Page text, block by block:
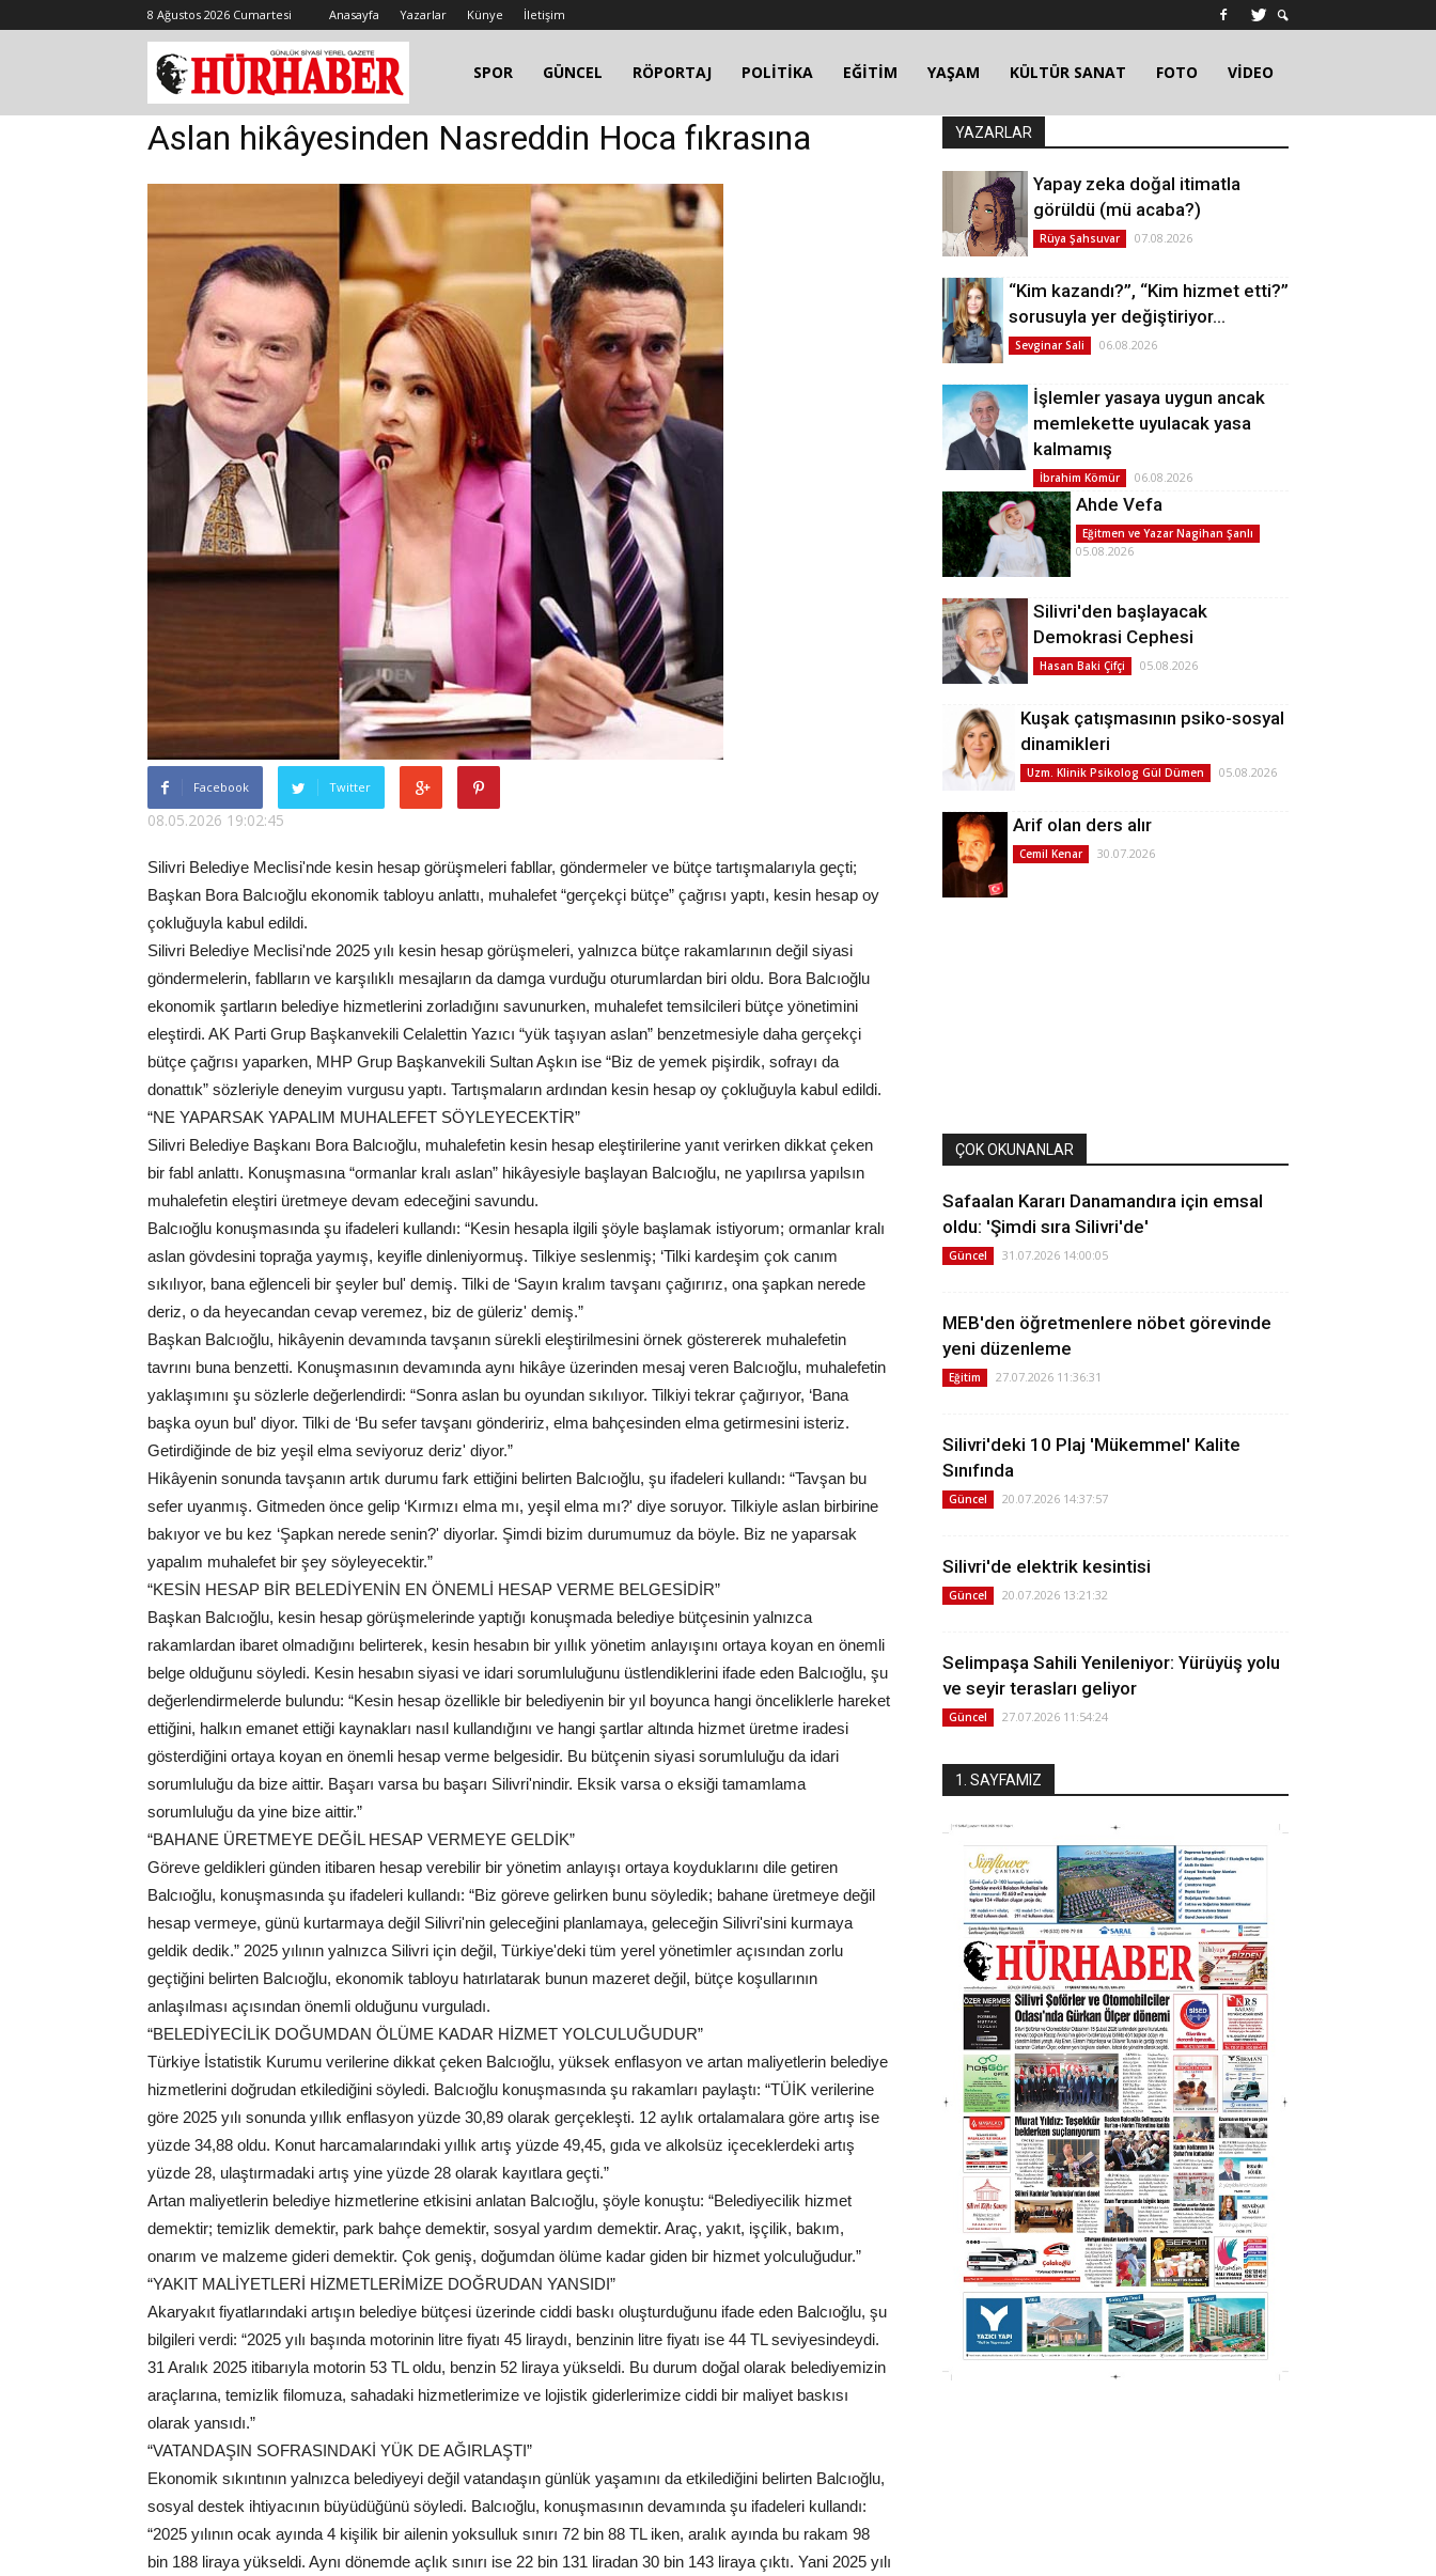
8 Ağustos 2026 Cumartesi Anasayfa Yazarlar Künye İletişim
SPOR GÜNCEL RÖPORTAJ POLİTİKA EĞİTİM YAŞAM KÜLTÜR SANAT FOTO VİDEO
Aslan hikâyesinden Nasreddin Hoca fıkrasına
Facebook Twitter
08.05.2026 19:02:45
Silivri Belediye Meclisi'nde kesin hesap görüşmeleri fabllar, göndermeler ve bütçe tartışmalarıyla geçti;
Başkan Bora Balcıoğlu ekonomik tabloyu anlattı, muhalefet “gerçekçi bütçe” çağrısı yaptı, kesin hesap oy
çokluğuyla kabul edildi.
Silivri Belediye Meclisi'nde 2025 yılı kesin hesap görüşmeleri, yalnızca bütçe rakamlarının değil siyasi
göndermelerin, fablların ve karşılıklı mesajların da damga vurduğu oturumlardan biri oldu. Bora Balcıoğlu
ekonomik şartların belediye hizmetlerini zorladığını savunurken, muhalefet temsilcileri bütçe yönetimini
eleştirdi. AK Parti Grup Başkanvekili Celalettin Yazıcı “yük taşıyan aslan” benzetmesiyle daha gerçekçi
bütçe çağrısı yaparken, MHP Grup Başkanvekili Sultan Aşkın ise “Biz de yemek pişirdik, sofrayı da
donattık” sözleriyle deneyim vurgusu yaptı. Tartışmaların ardından kesin hesap oy çokluğuyla kabul edildi.
“NE YAPARSAK YAPALIM MUHALEFET SÖYLEYECEKTİR”
Silivri Belediye Başkanı Bora Balcıoğlu, muhalefetin kesin hesap eleştirilerine yanıt verirken dikkat çeken
bir fabl anlattı. Konuşmasına “ormanlar kralı aslan” hikâyesiyle başlayan Balcıoğlu, ne yapılırsa yapılsın
muhalefetin eleştiri üretmeye devam edeceğini savundu.
Balcıoğlu konuşmasında şu ifadeleri kullandı: “Kesin hesapla ilgili şöyle başlamak istiyorum; ormanlar kralı
aslan gövdesini toprağa yaymış, keyifle dinleniyormuş. Tilkiye seslenmiş; ‘Tilki kardeşim çok canım
sıkılıyor, bana eğlenceli bir şeyler bul' demiş. Tilki de ‘Sayın kralım tavşanı çağırırız, ona şapkan nerede
deriz, o da heyecandan cevap veremez, biz de güleriz' demiş.”
Başkan Balcıoğlu, hikâyenin devamında tavşanın sürekli eleştirilmesini örnek göstererek muhalefetin
tavrını buna benzetti. Konuşmasının devamında aynı hikâye üzerinden mesaj veren Balcıoğlu, muhalefetin
yaklaşımını şu sözlerle değerlendirdi: “Sonra aslan bu oyundan sıkılıyor. Tilkiyi tekrar çağırıyor, ‘Bana
başka oyun bul' diyor. Tilki de ‘Bu sefer tavşanı göndeririz, elma bahçesinden elma getirmesini isteriz.
Getirdiğinde de biz yeşil elma seviyoruz deriz' diyor.”
Hikâyenin sonunda tavşanın artık durumu fark ettiğini belirten Balcıoğlu, şu ifadeleri kullandı: “Tavşan bu
sefer uyanmış. Gitmeden önce gelip ‘Kırmızı elma mı, yeşil elma mı?' diye soruyor. Tilkiyle aslan birbirine
bakıyor ve bu kez ‘Şapkan nerede senin?' diyorlar. Şimdi bizim durumumuz da böyle. Biz ne yaparsak
yapalım muhalefet bir şey söyleyecektir.”
“KESİN HESAP BİR BELEDİYENİN EN ÖNEMLİ HESAP VERME BELGESİDİR”
Başkan Balcıoğlu, kesin hesap görüşmelerinde yaptığı konuşmada belediye bütçesinin yalnızca
rakamlardan ibaret olmadığını belirterek, kesin hesabın bir yıllık yönetim anlayışını ortaya koyan en önemli
belge olduğunu söyledi. Kesin hesabın siyasi ve idari sorumluluğunu üstlendiklerini ifade eden Balcıoğlu, şu
değerlendirmelerde bulundu: “Kesin hesap özellikle bir belediyenin bir yıl boyunca hangi önceliklerle hareket
ettiğini, halkın emanet ettiği kaynakları nasıl kullandığını ve hangi şartlar altında hizmet üretme iradesi
gösterdiğini ortaya koyan en önemli hesap verme belgesidir. Bu bütçenin siyasi sorumluluğu da idari
sorumluluğu da bize aittir. Başarı varsa bu başarı Silivri'nindir. Eksik varsa o eksiği tamamlama
sorumluluğu da yine bize aittir.”
“BAHANE ÜRETMEYE DEĞİL HESAP VERMEYE GELDİK”
Göreve geldikleri günden itibaren hesap verebilir bir yönetim anlayışı ortaya koyduklarını dile getiren
Balcıoğlu, konuşmasında şu ifadeleri kullandı: “Biz göreve gelirken bunu söyledik; bahane üretmeye değil
hesap vermeye, günü kurtarmaya değil Silivri'nin geleceğini planlamaya, geleceğin Silivri'sini kurmaya
geldik dedik.” 2025 yılının yalnızca Silivri için değil, Türkiye'deki tüm yerel yönetimler açısından zorlu
geçtiğini belirten Balcıoğlu, ekonomik tabloyu hatırlatarak bunun mazeret değil, bütçe koşullarının
anlaşılması açısından önemli olduğunu vurguladı.
“BELEDİYECİLİK DOĞUMDAN ÖLÜME KADAR HİZMET YOLCULUĞUDUR”
Türkiye İstatistik Kurumu verilerine dikkat çeken Balcıoğlu, yüksek enflasyon ve artan maliyetlerin belediye
hizmetlerini doğrudan etkilediğini söyledi. Balcıoğlu konuşmasında şu rakamları paylaştı: “TÜİK verilerine
göre 2025 yılı sonunda yıllık enflasyon yüzde 30,89 olarak gerçekleşti. 12 aylık ortalamalara göre artış ise
yüzde 34,88 oldu. Konut harcamalarındaki yıllık artış yüzde 49,45, gıda ve alkolsüz içeceklerdeki artış
yüzde 28, ulaştırmadaki artış yine yüzde 28 olarak kayıtlara geçti.”
Artan maliyetlerin belediye hizmetlerine etkisini anlatan Balcıoğlu, şöyle konuştu: “Belediyecilik hizmet
demektir; temizlik demektir, park bahçe demektir, sosyal yardım demektir. Araç, yakıt, işçilik, bakım,
onarım ve malzeme gideri demektir. Çok geniş, doğumdan ölüme kadar giden bir hizmet yolculuğudur.”
“YAKIT MALİYETLERİ HİZMETLERİMİZE DOĞRUDAN YANSIDI”
Akaryakıt fiyatlarındaki artışın belediye bütçesi üzerinde ciddi baskı oluşturduğunu ifade eden Balcıoğlu, şu
bilgileri verdi: “2025 yılı başında motorinin litre fiyatı 45 liraydı, benzinin litre fiyatı ise 44 TL seviyesindeydi.
31 Aralık 2025 itibarıyla motorin 53 TL oldu, benzin 52 liraya yükseldi. Bu durum doğal olarak belediyemizin
araçlarına, temizlik filomuza, sahadaki hizmetlerimize ve lojistik giderlerimize ciddi bir maliyet baskısı
olarak yansıdı.”
“VATANDAŞIN SOFRASINDAKİ YÜK DE AĞIRLAŞTI”
Ekonomik sıkıntının yalnızca belediyeyi değil vatandaşın günlük yaşamını da etkilediğini belirten Balcıoğlu,
sosyal destek ihtiyacının büyüdüğünü söyledi. Balcıoğlu, konuşmasının devamında şu ifadeleri kullandı:
“2025 yılının ocak ayında 4 kişilik bir ailenin yoksulluk sınırı 72 bin 88 TL iken, aralık ayında bu rakam 98
bin 188 liraya yükseldi. Aynı dönemde açlık sınırı ise 22 bin 131 liradan 30 bin 143 liraya çıktı. Yani 2025 yılı
YAZARLAR
Yapay zeka doğal itimatla
görüldü (mü acaba?)
Rüya Şahsuvar 07.08.2026
“Kim kazandı?”, “Kim hizmet etti?”
sorusuyla yer değiştiriyor…
Sevginar Sali 06.08.2026
İşlemler yasaya uygun ancak
memlekette uyulacak yasa
kalmamış
İbrahim Kömür 06.08.2026
Ahde Vefa
Eğitmen ve Yazar Nagihan Şanlı
05.08.2026
Silivri'den başlayacak
Demokrasi Cephesi
Hasan Baki Çifçi 05.08.2026
Kuşak çatışmasının psiko-sosyal
dinamikleri
Uzm. Klinik Psikolog Gül Dümen 05.08.2026
Arif olan ders alır
Cemil Kenar 30.07.2026
ÇOK OKUNANLAR
Safaalan Kararı Danamandıra için emsal
oldu: 'Şimdi sıra Silivri'de'
Güncel 31.07.2026 14:00:05
MEB'den öğretmenlere nöbet görevinde
yeni düzenleme
Eğitim 27.07.2026 11:36:31
Silivri'deki 10 Plaj 'Mükemmel' Kalite
Sınıfında
Güncel 20.07.2026 14:37:57
Silivri'de elektrik kesintisi
Güncel 20.07.2026 13:21:32
Selimpaşa Sahili Yenileniyor: Yürüyüş yolu
ve seyir terasları geliyor
Güncel 27.07.2026 11:54:24
1. SAYFAMIZ